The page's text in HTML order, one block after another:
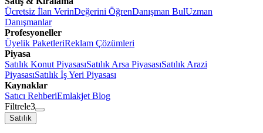
Ücretsiz İlan VerinDeğerini ÖğrenDanışman BulUzman
Danışmanlar
Profesyoneller
Üyelik PaketleriReklam Çözümleri
Piyasa
Satılık Konut PiyasasıSatılık Arsa PiyasasıSatılık Arazi
PiyasasıSatılık İş Yeri Piyasası
Kaynaklar
Satıcı RehberiEmlakjet Blog
Filtrele3
Satılık